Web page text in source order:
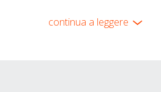
continua a leggere